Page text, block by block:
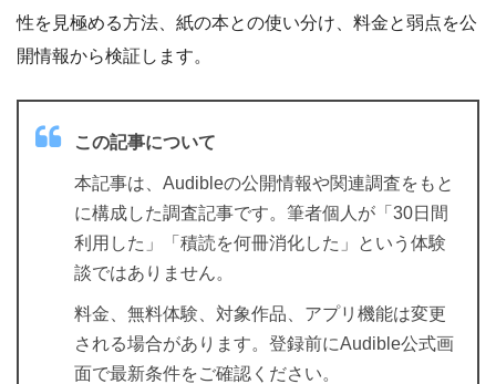
性を見極める方法、紙の本との使い分け、料金と弱点を公
開情報から検証します。
この記事について
本記事は、Audibleの公開情報や関連調査をもと
に構成した調査記事です。筆者個人が「30日間
利用した」「積読を何冊消化した」という体験
談ではありません。
料金、無料体験、対象作品、アプリ機能は変更
される場合があります。登録前にAudible公式画
面で最新条件をご確認ください。